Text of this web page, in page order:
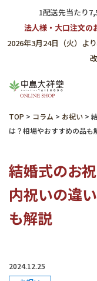
1配送先当たり
法人様・大口注文の
2026年3月24日（火）よ
TOP > コラム > お祝い >
は？相場やおすすめの品も
結婚式のお
内祝いの違
も解説
2024.12.25